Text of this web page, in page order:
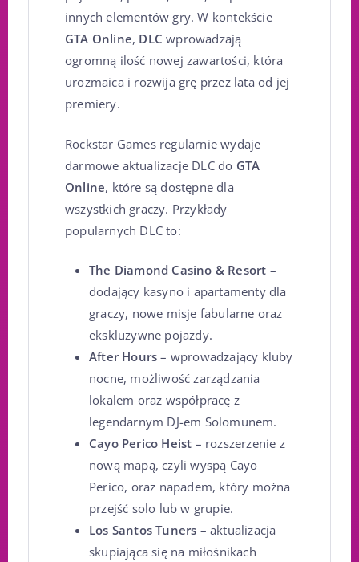
innych elementów gry. W kontekście
GTA Online, DLC wprowadzają
ogromną ilość nowej zawartości, która
urozmaica i rozwija grę przez lata od jej
premiery.
Rockstar Games regularnie wydaje
darmowe aktualizacje DLC do GTA
Online, które są dostępne dla
wszystkich graczy. Przykłady
popularnych DLC to:
The Diamond Casino & Resort –
dodający kasyno i apartamenty dla
graczy, nowe misje fabularne oraz
ekskluzywne pojazdy.
After Hours – wprowadzający kluby
nocne, możliwość zarządzania
lokalem oraz współpracę z
legendarnym DJ-em Solomunem.
Cayo Perico Heist – rozszerzenie z
nową mapą, czyli wyspą Cayo
Perico, oraz napadem, który można
przejść solo lub w grupie.
Los Santos Tuners – aktualizacja
skupiająca się na miłośnikach